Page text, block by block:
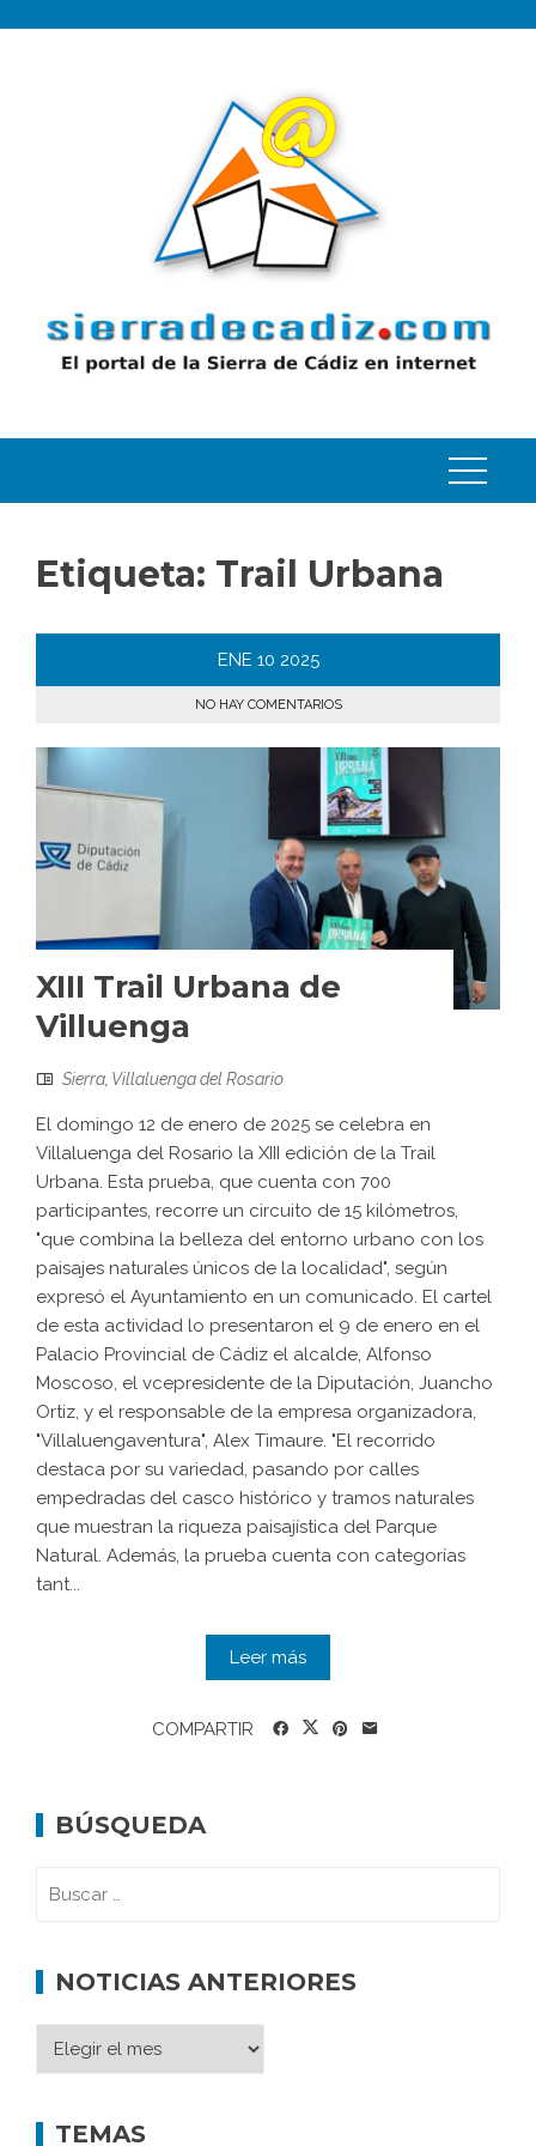
Etiqueta: Trail Urbana
ENE 10 2025
NO HAY COMENTARIOS
XIII Trail Urbana de
Villuenga
Sierra, Villaluenga del Rosario
El domingo 12 de enero de 2025 se celebra en
Villaluenga del Rosario la XIII edición de la Trail
Urbana. Esta prueba, que cuenta con 700
participantes, recorre un circuito de 15 kilómetros,
"que combina la belleza del entorno urbano con los
paisajes naturales únicos de la localidad", según
expresó el Ayuntamiento en un comunicado. El cartel
de esta actividad lo presentaron el 9 de enero en el
Palacio Provincial de Cádiz el alcalde, Alfonso
Moscoso, el vcepresidente de la Diputación, Juancho
Ortiz, y el responsable de la empresa organizadora,
"Villaluengaventura", Alex Timaure. "El recorrido
destaca por su variedad, pasando por calles
empedradas del casco histórico y tramos naturales
que muestran la riqueza paisajística del Parque
Natural. Además, la prueba cuenta con categorías
tant...
Leer más
COMPARTIR
BÚSQUEDA
NOTICIAS ANTERIORES
TEMAS